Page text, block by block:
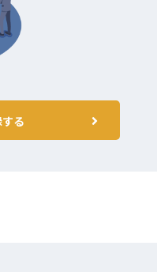
る